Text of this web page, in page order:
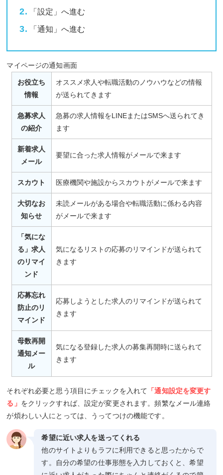
「設定」へ進む
「通知」へ進む
マイページの通知画面
お役立ち
情報
オススメ求人や転職活動のノウハウなどの情報
が送られてきます
急募求人
の紹介
急募の求人情報をLINEまたはSMSへ送られてき
ます
新着求人
メール
要望に合った求人情報がメールで来ます
スカウト 医療機関や施設からスカウトがメールで来ます
大切なお
知らせ
未読メールがある場合や転職活動に係わる内容
がメールで来ます
「気にな
る」求人
のリマイ
ンド
気になるリストの応募のリマインドが送られて
きます
応募忘れ
防止のリ
マインド
応募しようとした求人のリマインドが送られて
きます
母数再開
通知メー
ル
気になる登録した求人の募集再開時に送られて
きます
それぞれ必要と思う項目にチェックを入れて 「通知設定を変更す
る」 をクリックすれば、設定が変更されます。頻繁なメール連絡
が煩わしい人にとっては、うってつけの機能です。
希望に近い求人を送ってくれる
他のサイトよりもラフに利用できると思ったからで
す。自分の希望の仕事形態を入力しておくと、希望